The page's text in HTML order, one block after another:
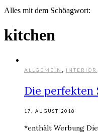
Alles mit dem Schöagwort:
kitchen
ALLGEMEIN , INTERIOR
Die perfekten
17. AUGUST 2018
*enthält Werbung